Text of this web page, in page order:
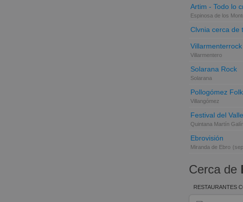
Artim - Todo lo
Espinosa de los
Clvnia cerca de
Villarmenterrock
Villarmentero
Solarana Rock
Solarana
Pollogómez Folk
Villangómez
Festival del
Quintana Martín
Ebrovisión
Miranda de Ebro
Cerca de
RESTAURANTES